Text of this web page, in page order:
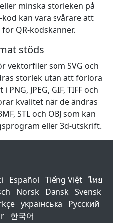
minska storleken på
kan vara svårare att
QR-kodskanner.
stöds
vektorfiler som SVG och
storlek utan att förlora
JPEG, GIF, TIFF och
kvalitet när de ändras
STL och OBJ som kan
eller 3d-utskrift.
Español Tiếng Việt ไทย
Norsk Dansk Svensk
українська
Русский
한국어